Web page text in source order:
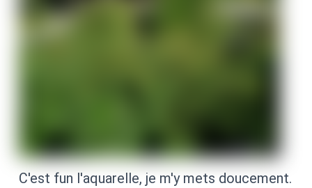
C'est fun l'aquarelle, je m'y mets doucement.